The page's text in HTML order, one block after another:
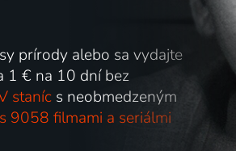
prírody alebo sa vydajte
1 € na 10 dní bez
stanícs neobmedzeným
9058 filmami a seriálmi